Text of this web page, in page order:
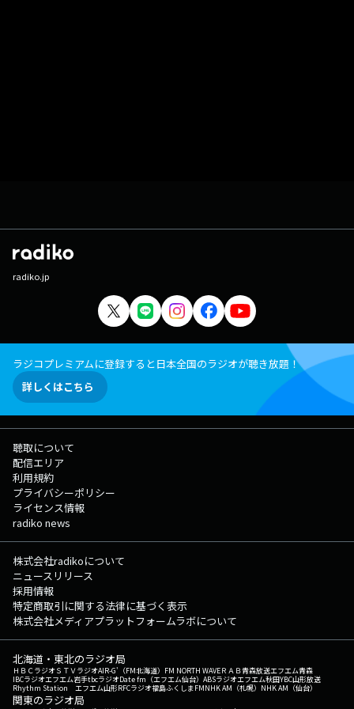
radiko.jp
ラジコプレミアムに登録すると日本全国のラジオが聴き放題！
詳しくはこちら
聴取について
配信エリア
利用規約
プライバシーポリシー
ライセンス情報
radiko news
株式会社radikoについて
ニュースリリース
採用情報
特定商取引に関する法律に基づく表示
株式会社メディアプラットフォームラボについて
北海道・東北のラジオ局
ＨＢＣラジオＳＴＶラジオAIR-G'（FM北海道） FM NORTH WAVEＲＡＢ青森放送エフエム青森
IBCラジオエフエム岩手tbcラジオDate fm（エフエム仙台） ABSラジオエフエム秋田YBC山形放送
Rhythm Station エフエム山形RFCラジオ福島ふくしまFMNHK AM（札幌） NHK AM（仙台）
関東のラジオ局